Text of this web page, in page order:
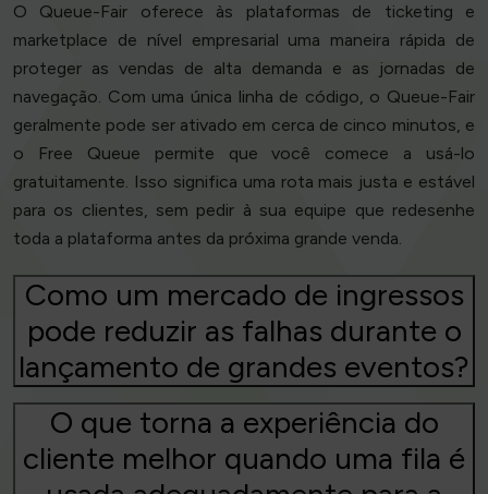
O Queue-Fair oferece às plataformas de ticketing e
marketplace de nível empresarial uma maneira rápida de
proteger as vendas de alta demanda e as jornadas de
navegação. Com uma única linha de código, o Queue-Fair
geralmente pode ser ativado em cerca de cinco minutos, e
o Free Queue permite que você comece a usá-lo
gratuitamente. Isso significa uma rota mais justa e estável
para os clientes, sem pedir à sua equipe que redesenhe
toda a plataforma antes da próxima grande venda.
Como um mercado de ingressos
pode reduzir as falhas durante o
lançamento de grandes eventos?
O que torna a experiência do
cliente melhor quando uma fila é